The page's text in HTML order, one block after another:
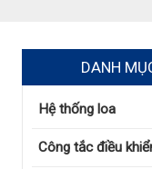
DANH
Hệ thống loa
Công tắc điều